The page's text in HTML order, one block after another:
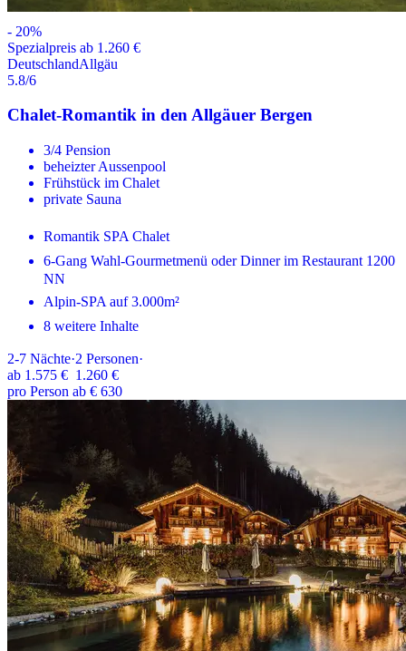
- 20%
Spezialpreis ab 1.260 €
DeutschlandAllgäu
5.8/6
Chalet-Romantik in den Allgäuer Bergen
3/4 Pension
beheizter Aussenpool
Frühstück im Chalet
private Sauna
Romantik SPA Chalet
6-Gang Wahl-Gourmetmenü oder Dinner im Restaurant 1200
NN
Alpin-SPA auf 3.000m²
8 weitere Inhalte
2-7 Nächte·2 Personen·
ab 1.575 € 1.260 €
pro Person ab € 630